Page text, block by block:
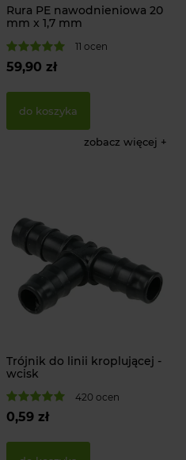
Rura PE nawodnieniowa 20
mm x 1,7 mm
11 ocen
59,90 zł
do koszyka
zobacz więcej
Trójnik do linii kroplującej -
wcisk
420 ocen
0,59 zł